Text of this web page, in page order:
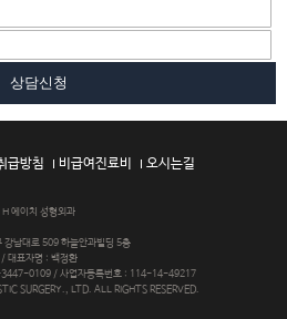
상담신청
급방침 비급여진료비 오시는길
H 에이치 성형외과
강남대로 509 하늘안과빌딩 5층
/ 대표자명 : 백정환
0109 / 사업자등록번호 : 114-14-49217
SURGERY., LTD. ALL RIGHTS RESERVED.